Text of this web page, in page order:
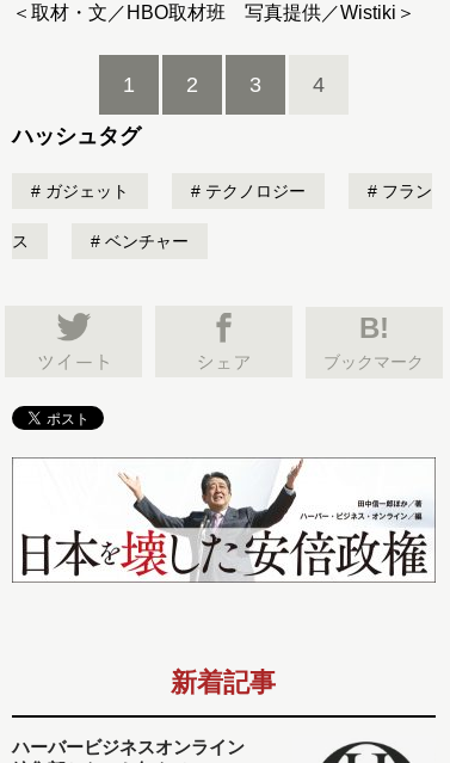
＜取材・文／HBO取材班 写真提供／Wistiki＞
1 2 3 4
ハッシュタグ
ガジェット テクノロジー フラン
ス ベンチャー
B!
ブックマーク
新着記事
ハーバービジネスオンライン